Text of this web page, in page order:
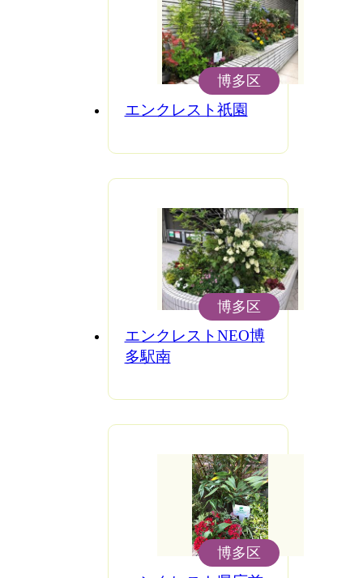
エンクレスト祇園
博多区
エンクレストNEO博
多駅南
博多区
博多区